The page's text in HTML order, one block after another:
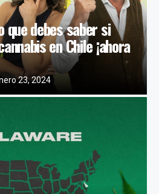
que debes saber si
en Chile ¡ahora
23, 2024